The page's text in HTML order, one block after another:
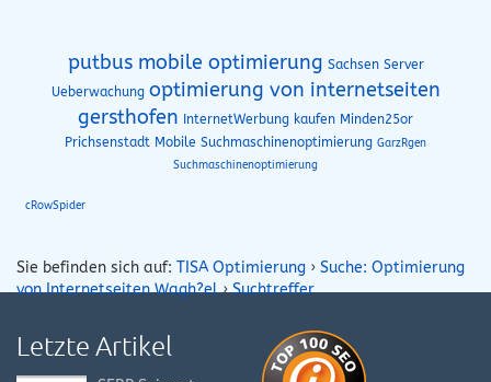
putbus mobile optimierung Sachsen Server
Ueberwachung optimierung von internetseiten
gersthofen
InternetWerbung kaufen Minden25or
Prichsenstadt Mobile Suchmaschinenoptimierung GarzRgen
Suchmaschinenoptimierung
cRowSpider
Sie befinden sich auf: TISA Optimierung › Suche: Optimierung
von Internetseiten Wagh?el›Suchtreffer
Letzte Artikel